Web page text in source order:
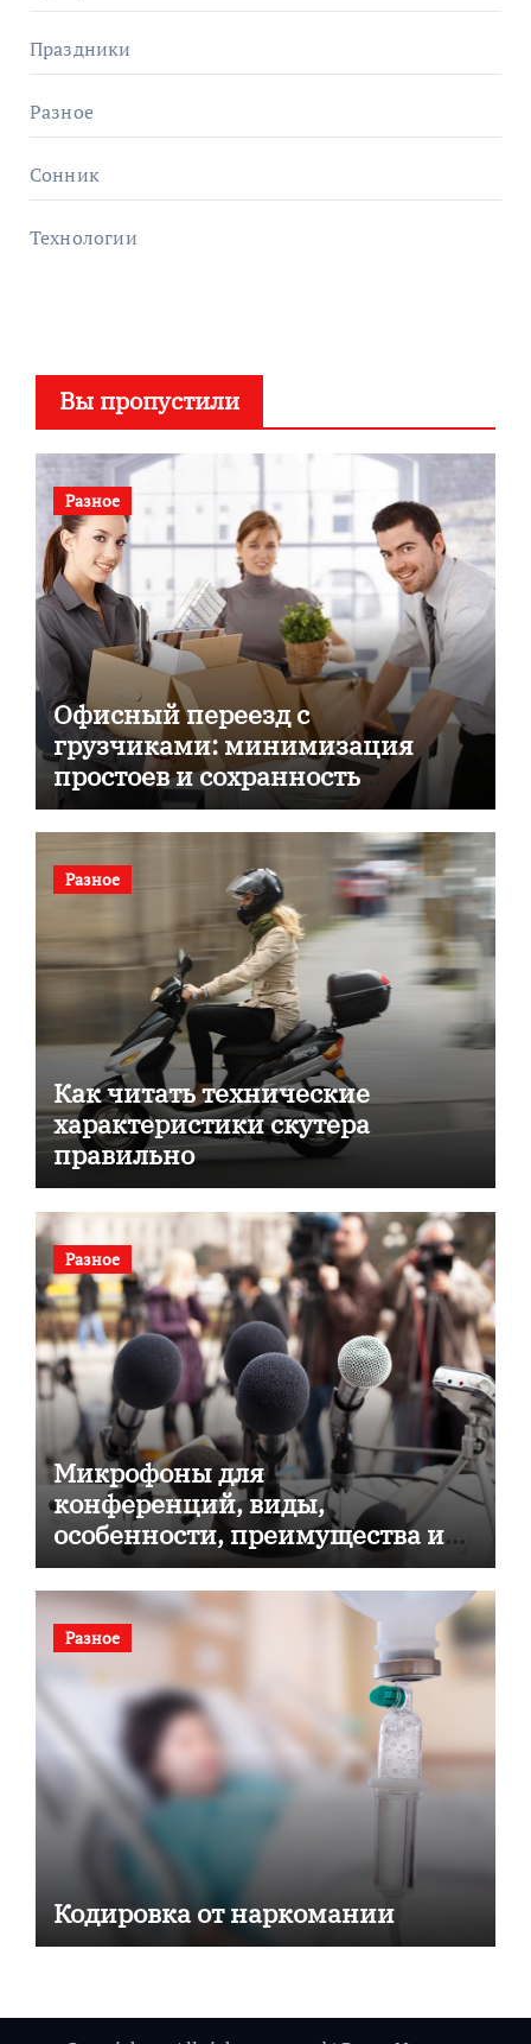
Праздники
Разное
Сонник
Технологии
Вы пропустили
Разное
Офисный переезд с
грузчиками: минимизация
простоев и сохранность
документов
Разное
Как читать технические
характеристики скутера
правильно
Разное
Микрофоны для
конференций, виды,
особенности, преимущества и
советы по выбору
Разное
Кодировка от наркомании